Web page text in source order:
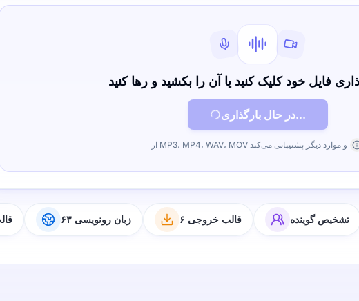
فایل خود کلیک کنید یا آن را بکشید و رها کنید
در حال بارگذاری...
از MP3، MP4، WAV، MOV و موارد دیگر پشتیبانی می‌کند
۱۱ ۶۳ زبان رونویسی ۶ قالب خروجی تشخیص گوینده